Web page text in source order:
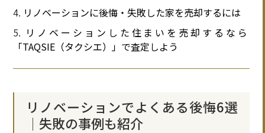
リノベーションに後悔・失敗した家を売却するには
リノベーションした住まいを売却するなら
「TAQSIE（タクシエ）」で査定しよう
リノベーションでよくある後悔6選
│失敗の事例も紹介